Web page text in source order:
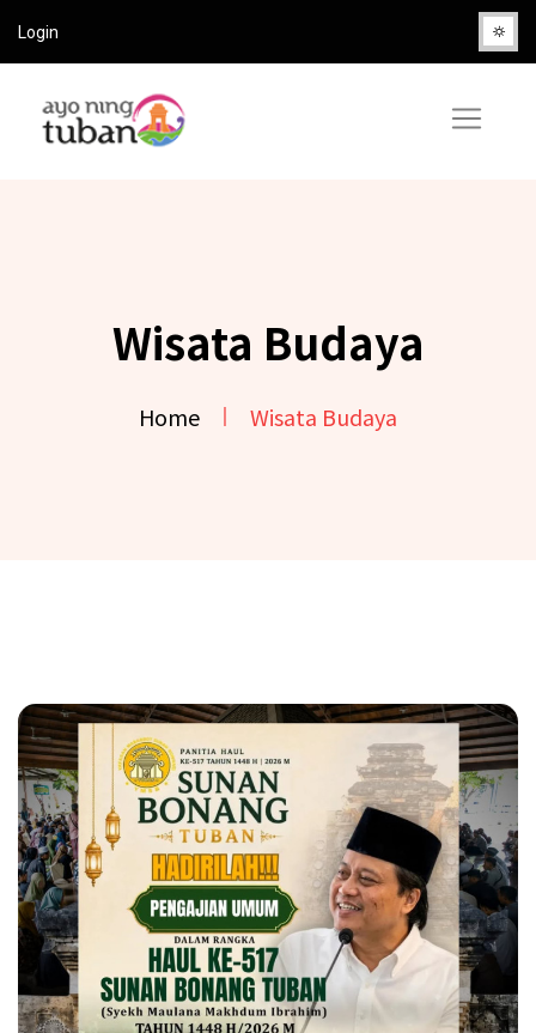
Login
Wisata Budaya
Home Wisata Budaya